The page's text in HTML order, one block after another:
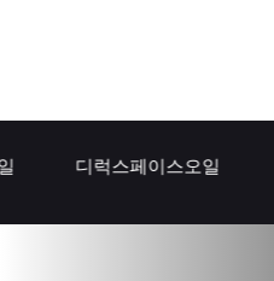
디럭스페이스오일